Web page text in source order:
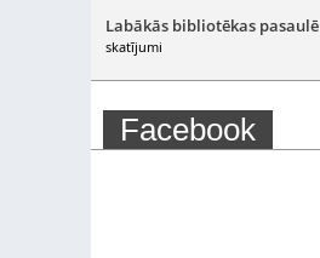
Labākās bibliotēkas pasaulē
skatījumi
Facebook